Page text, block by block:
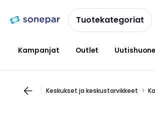
navigointiinsisältöönTuotekategoriat
Kampanjat Outlet Uutishuone
Keskukset ja keskustarvikkeet